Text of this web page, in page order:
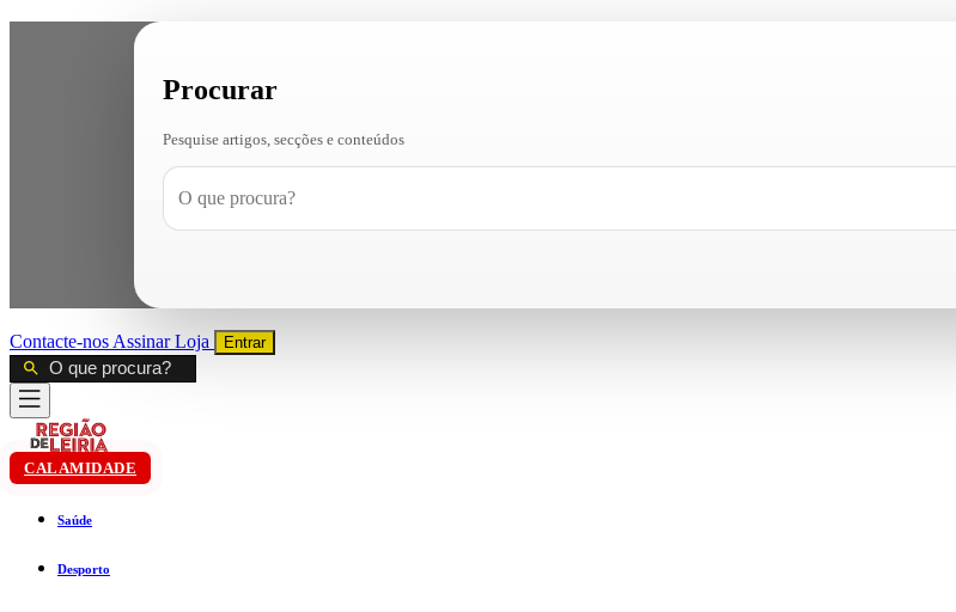
Procurar
Pesquise artigos, secções e conteúdos
Contacte-nos AssinarLoja Entrar
CALAMIDADE
Saúde
Desporto